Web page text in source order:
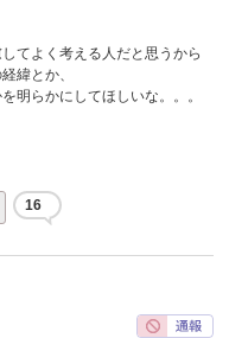
てよく考える人だと思うから
緯とか、
明らかにしてほしいな。。。
16